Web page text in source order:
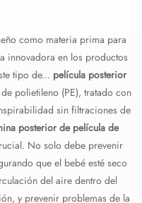
como materia prima para
innovadora en los productos
tipo de... película posterior
polietileno (PE), tratado con
sin filtraciones de
posterior de película de
No solo debe prevenir
que el bebé esté seco
del aire dentro del
y prevenir problemas de la